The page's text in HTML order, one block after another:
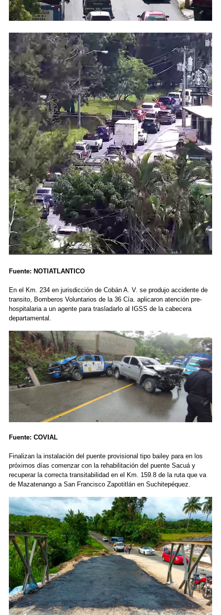
Fuente: NOTIATLANTICO
En el Km. 234 en jurisdicción de Cobán A. V. se produjo accidente de
transito, Bomberos Voluntarios de la 36 Cía. aplicaron atención pre-
hospitalaria a un agente para trasladarlo al IGSS de la cabecera
departamental.
Fuente: COVIAL
Finalizan la instalación del puente provisional tipo bailey para en los
próximos días comenzar con la rehabilitación del puente Sacuá y
recuperar la correcta transitabilidad en el Km. 159.8 de la ruta que va
de Mazatenango a San Francisco Zapotitlán en Suchitepéquez.